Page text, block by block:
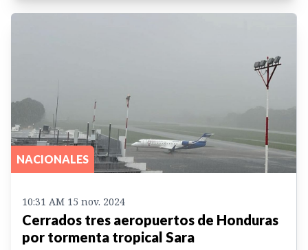
NACIONALES
10:31 AM 15 nov. 2024
Cerrados tres aeropuertos de Honduras
por tormenta tropical Sara